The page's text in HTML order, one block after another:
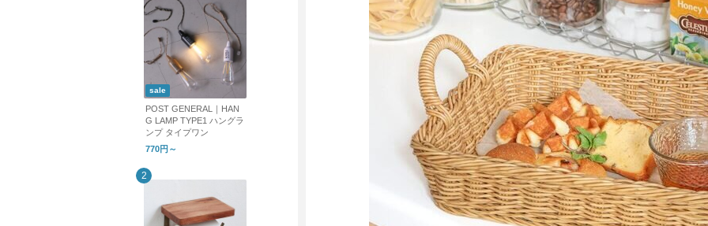
sale
POST GENERAL｜HAN
G LAMP TYPE1 ハングラ
ンプ タイプワン
770円～